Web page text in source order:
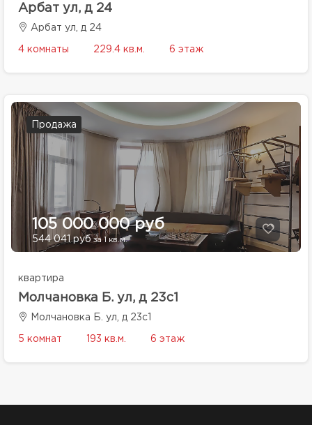
Арбат ул, д 24
Арбат ул, д 24
4 комнаты 229.4 кв.м. 6 этаж
Продажа
105 000 000 руб
544 041 руб за 1 кв.м.
квартира
Молчановка Б. ул, д 23с1
Молчановка Б. ул, д 23с1
5 комнат 193 кв.м. 6 этаж